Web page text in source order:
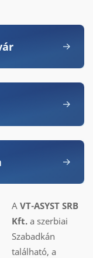
A VT-ASYST SRB
Kft. a szerbiai
Szabadkán
található, a